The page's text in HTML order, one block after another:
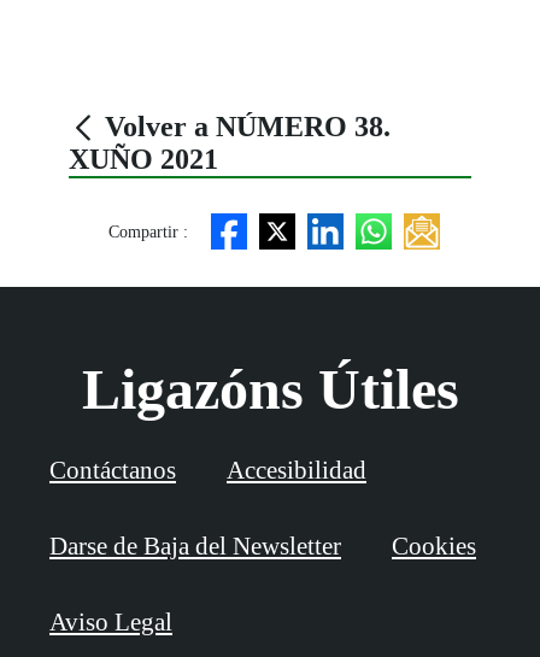
Volver a NÚMERO 38.
XUÑO 2021
Compartir :
Ligazóns Útiles
Contáctanos Accesibilidad
Darse de Baja del Newsletter Cookies
Aviso Legal